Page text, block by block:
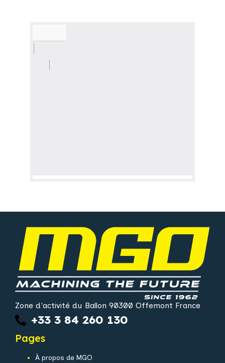
Zone d'activité du Ballon 90300 Offemont France
+33 3 84 260 130
Pages
À propos de MGO